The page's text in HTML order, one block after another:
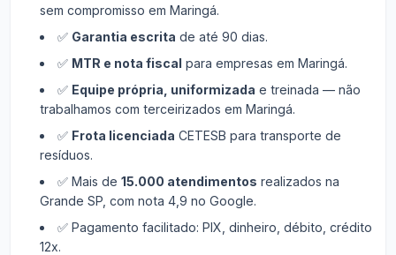
sem compromisso em Maringá.
✅ Garantia escrita de até 90 dias.
✅ MTR e nota fiscal para empresas em Maringá.
✅ Equipe própria, uniformizada e treinada — não
trabalhamos com terceirizados em Maringá.
✅ Frota licenciada CETESB para transporte de
resíduos.
✅ Mais de 15.000 atendimentos realizados na
Grande SP, com nota 4,9 no Google.
✅ Pagamento facilitado: PIX, dinheiro, débito, crédito
12x.